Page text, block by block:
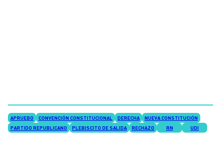
APRUEBO CONVENCIÓN CONSTITUCIONAL DERECHA
NUEVA CONSTITUCIÓN
PARTIDO REPUBLICANO
PLEBISCITO DE SALIDA RECHAZO RN UDI